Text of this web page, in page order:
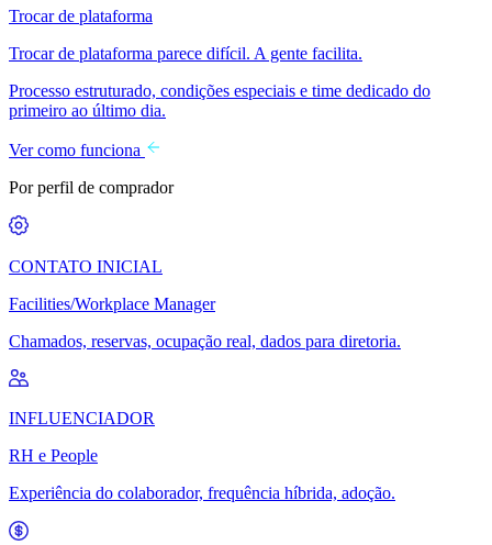
Trocar de plataforma
Trocar de plataforma parece difícil. A gente facilita.
Processo estruturado, condições especiais e time dedicado do
primeiro ao último dia.
Ver como funciona
Por perfil de comprador
CONTATO INICIAL
Facilities/Workplace Manager
Chamados, reservas, ocupação real, dados para diretoria.
INFLUENCIADOR
RH e People
Experiência do colaborador, frequência híbrida, adoção.